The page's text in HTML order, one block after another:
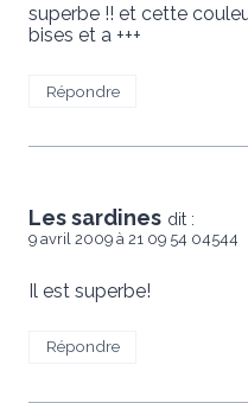
superbe !! et cette
bises et a +++
Répondre
Les sardines dit :
9 avril 2009 à 21 09 54 04544
Il est superbe!
Répondre